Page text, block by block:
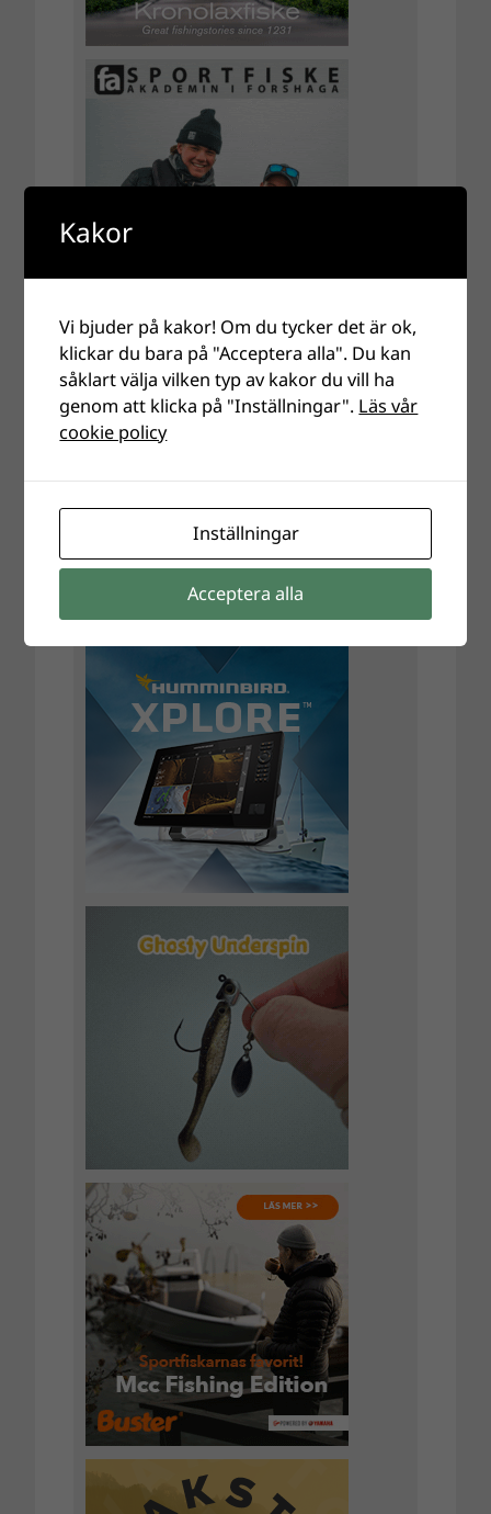
Kakor
Vi bjuder på kakor! Om du tycker det är ok,
klickar du bara på "Acceptera alla". Du kan
såklart välja vilken typ av kakor du vill ha
genom att klicka på "Inställningar". Läs vår
cookie policy
Inställningar
Acceptera alla